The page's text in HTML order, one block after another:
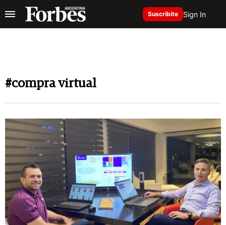
Suscribite Sign In
#compra virtual